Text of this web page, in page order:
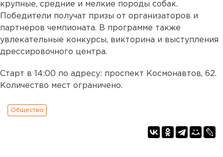
крупные, средние и мелкие породы собак.
Победители получат призы от организаторов и
партнеров чемпионата. В программе также
увлекательные конкурсы, викторина и выступления
дрессировочного центра.
Старт в 14:00 по адресу: проспект Космонавтов, 62.
Количество мест ограничено.
Общество